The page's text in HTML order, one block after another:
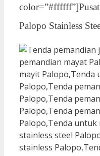
color=”#ffffff”]Pusat
Palopo Stainless